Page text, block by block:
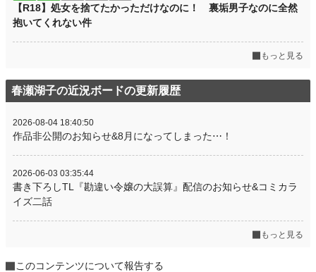
【R18】処女を捨てたかっただけなのに！ 裏垢男子なのに全然
抱いてくれない件
もっと見る
春瀬湖子の近況ボードの更新履歴
2026-08-04 18:40:50
作品非公開のお知らせ&8月になってしまった⋯！
2026-06-03 03:35:44
書き下ろしTL『勘違い令嬢の大誤算』配信のお知らせ&コミカラ
イズ二話
もっと見る
このコンテンツについて報告する